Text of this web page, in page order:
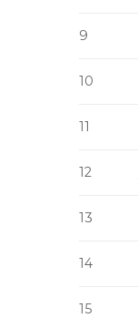
9
10
11
12
13
14
15